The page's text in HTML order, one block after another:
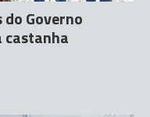
Governo
castanha